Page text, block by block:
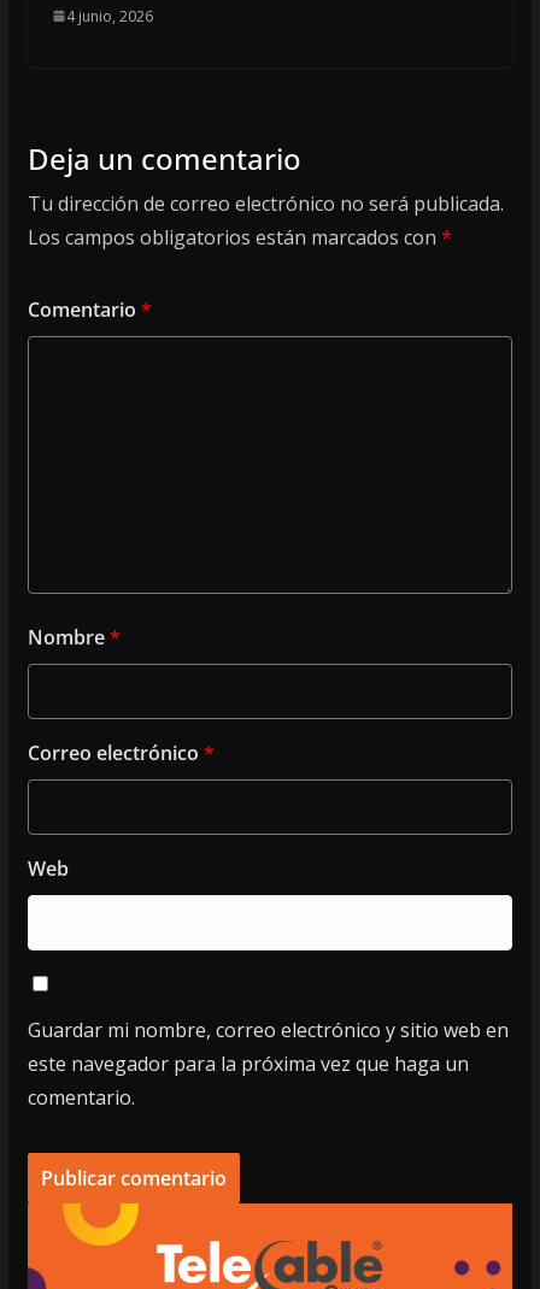
4 junio, 2026
Deja un comentario
Tu dirección de correo electrónico no será publicada.
Los campos obligatorios están marcados con *
Comentario *
Nombre*
Correo electrónico *
Web
Guardar mi nombre, correo electrónico y sitio web en
este navegador para la próxima vez que haga un
comentario.